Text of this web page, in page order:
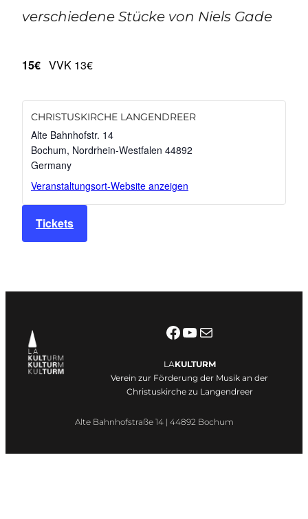
verschiedene Stücke von Niels Gade
15€ VVK 13€
CHRISTUSKIRCHE LANGENDREER
Alte Bahnhofstr. 14
Bochum, Nordrhein-Westfalen 44892
Germany
Veranstaltungsort-Website anzeigen
Tickets
Facebook
YouTube
E-Mail
LAKULTURM
Verein zur Förderung der Musik an der
Christuskirche zu Langendreer
Alte Bahnhofstraße 14 | 44892 Bochum